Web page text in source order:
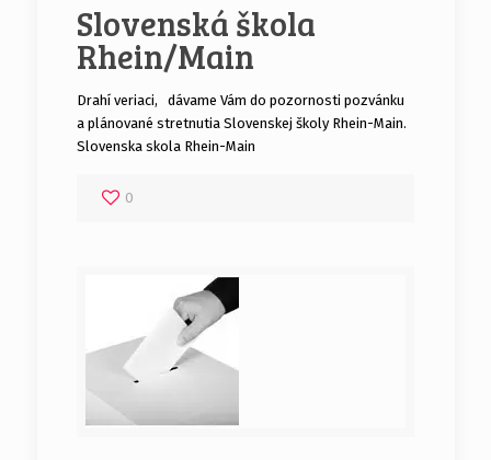
Slovenská škola
Rhein/Main
Drahí veriaci, dávame Vám do pozornosti pozvánku
a plánované stretnutia Slovenskej školy Rhein-Main.
Slovenska skola Rhein-Main
0